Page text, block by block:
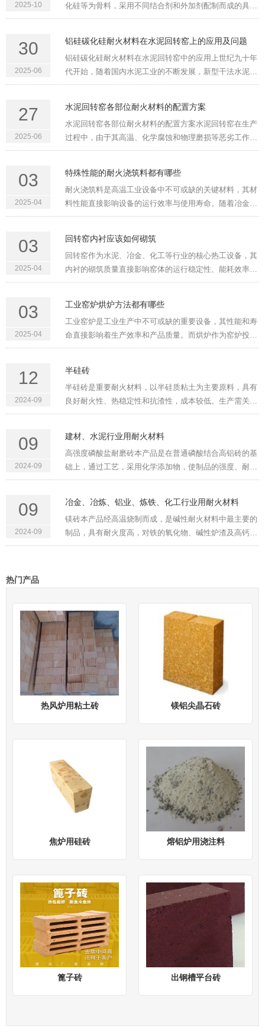
2025-10
化硅等为骨料，采用不同结合剂和外加剂配制而成的具有
高强耐磨性能的耐火材料，具有施工方便、可塑性好、耐
电厂循环流化床锅炉···
30
2025-06
铝硅碳化硅耐火材料在水泥回转窑上的应用及问题
铝硅碳化硅耐火材料在水泥回转窑中的应用上世纪九十年
代开始，随着国内水泥工业的不断发展，新型干法水泥窑
生产规模迅速扩大，回转窑生产越来越趋于大型化，
大，窑速加快，这都给窑用···
27
2025-06
水泥回转窑各部位耐火材料的配置方案
水泥回转窑各部位耐火材料的配置方案水泥回转窑在生产
过程中，由于其高温、化学腐蚀和物理磨损等恶劣工作环
境，需要使用多种耐火材料来保护窑体，延长其使用寿
风管、回转窑、窑门罩···
03
2025-04
特殊性能的耐火浇筑料都有哪些
耐火浇筑料是高温工业设备中不可或缺的关键材料，其材
料性能直接影响设备的运行效率与使用寿命。随着冶金、
化工、能源等领域对极端工况适应性要求的提高，传统耐
化学侵蚀及能耗问题···
03
2025-04
回转窑内衬应该如何砌筑
回转窑作为水泥、冶金、化工等行业的核心热工设备，其
内衬的砌筑质量直接影响窑体的运行稳定性、能耗效率及
维护成本。内衬长期处于高温、物料磨损、化学侵蚀等复
至停产检修等问题。···
03
2025-04
工业窑炉烘炉方法都有哪些
工业窑炉是工业生产中不可或缺的重要设备，其性能和寿
命直接影响着生产效率和产品质量。而烘炉作为窑炉投入
使用前的关键步骤，对窑炉的性能和使用寿命有着至关重
的水分，避免窑炉在···
12
2024-09
半硅砖
半硅砖是重要耐火材料，以半硅质粘土为主要原料，具有
良好耐火性、热稳定性和抗渣性，成本较低。生产需关注
原料选择、制备工艺、高温烧结和质量控制。广泛应用于
与特性二氧化硅和氧···
09
2024-09
建材、水泥行业用耐火材料
高强度磷酸盐耐磨砖本产品是在普通磷酸结合高铝砖的基
础上，通过工艺，采用化学添加物，使制品的强度、耐磨
性及荷重软化温度均大幅度提高，其高温性能和抗热震性
术鉴定，一九九三年···
09
2024-09
冶金、冶炼、铝业、炼铁、化工行业用耐火材料
镁砖本产品经高温烧制而成，是碱性耐火材料中最主要的
制品，具有耐火度高，对铁的氧化物、碱性炉渣及高钙熔
剂具有良好的抗侵蚀性等特点，在冶金窑炉中应用广泛。
热门产品
热风炉用粘土砖 镁铝尖晶石砖
焦炉用硅砖 熔铝炉用浇注料
篦子砖 出钢槽平台砖